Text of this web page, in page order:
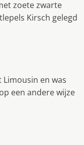
zoete zwarte
Kirsch gelegd
en was
een andere wijze